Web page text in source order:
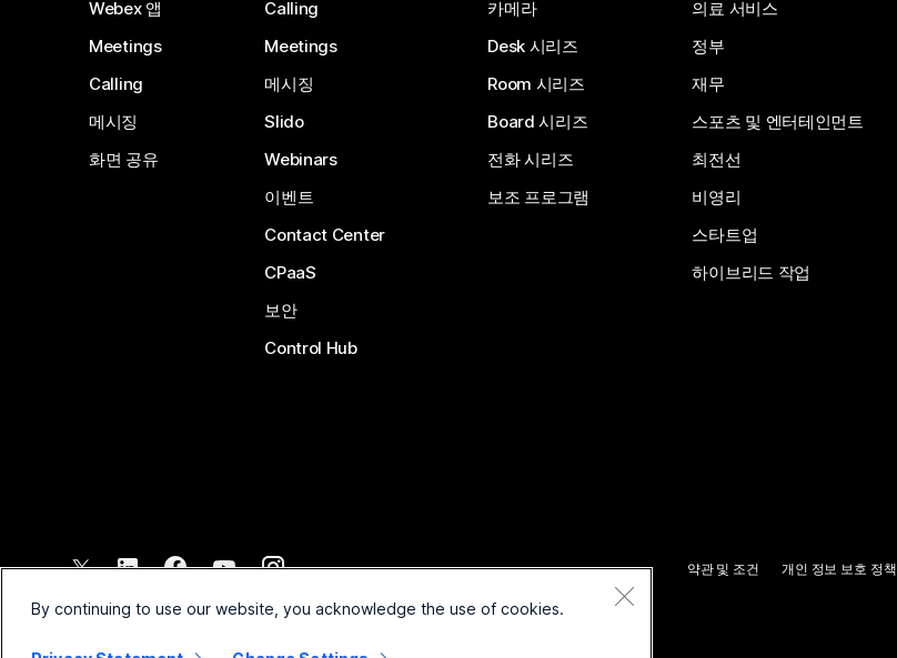
Webex 앱
Meetings
Calling
메시징
화면 공유
Calling
Meetings
메시징
Slido
Webinars
이벤트
Contact Center
CPaaS
보안
Control Hub
카메라
Desk 시리즈
Room 시리즈
Board 시리즈
전화 시리즈
보조 프로그램
의료 서비스
정부
재무
스포츠 및 엔터테인먼트
최전선
비영리
스타트업
하이브리드 작업
2026 Cisco 및/또는 관련 제휴. All rights reserved.
약관 및 조건 개인 정보 보호 정책
By continuing to use our website, you acknowledge the use of cookies.